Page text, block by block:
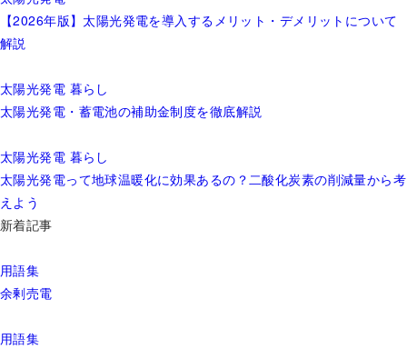
【2026年版】太陽光発電を導入するメリット・デメリットについて
解説
太陽光発電 暮らし
太陽光発電・蓄電池の補助金制度を徹底解説
太陽光発電 暮らし
太陽光発電って地球温暖化に効果あるの？二酸化炭素の削減量から考
えよう
新着記事
用語集
余剰売電
用語集